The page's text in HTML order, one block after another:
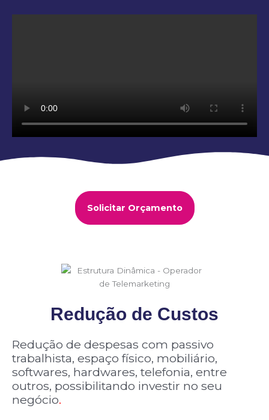
Solicitar Orçamento
Redução de Custos
Redução de despesas com passivo
trabalhista, espaço físico, mobiliário,
softwares, hardwares, telefonia, entre
outros, possibilitando investir no seu
negócio.